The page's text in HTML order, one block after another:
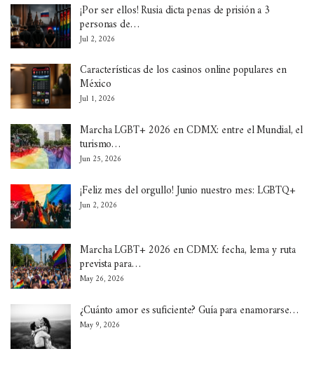
¡Por ser ellos! Rusia dicta penas de prisión a 3
personas de…
Jul 2, 2026
Características de los casinos online populares en
México
Jul 1, 2026
Marcha LGBT+ 2026 en CDMX: entre el Mundial, el
turismo…
Jun 25, 2026
¡Feliz mes del orgullo! Junio nuestro mes: LGBTQ+
Jun 2, 2026
Marcha LGBT+ 2026 en CDMX: fecha, lema y ruta
prevista para…
May 26, 2026
¿Cuánto amor es suficiente? Guía para enamorarse…
May 9, 2026